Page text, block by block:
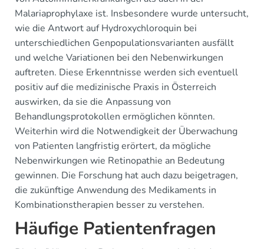
Malariaprophylaxe ist. Insbesondere wurde untersucht,
wie die Antwort auf Hydroxychloroquin bei
unterschiedlichen Genpopulationsvarianten ausfällt
und welche Variationen bei den Nebenwirkungen
auftreten. Diese Erkenntnisse werden sich eventuell
positiv auf die medizinische Praxis in Österreich
auswirken, da sie die Anpassung von
Behandlungsprotokollen ermöglichen könnten.
Weiterhin wird die Notwendigkeit der Überwachung
von Patienten langfristig erörtert, da mögliche
Nebenwirkungen wie Retinopathie an Bedeutung
gewinnen. Die Forschung hat auch dazu beigetragen,
die zukünftige Anwendung des Medikaments in
Kombinationstherapien besser zu verstehen.
Häufige Patientenfragen